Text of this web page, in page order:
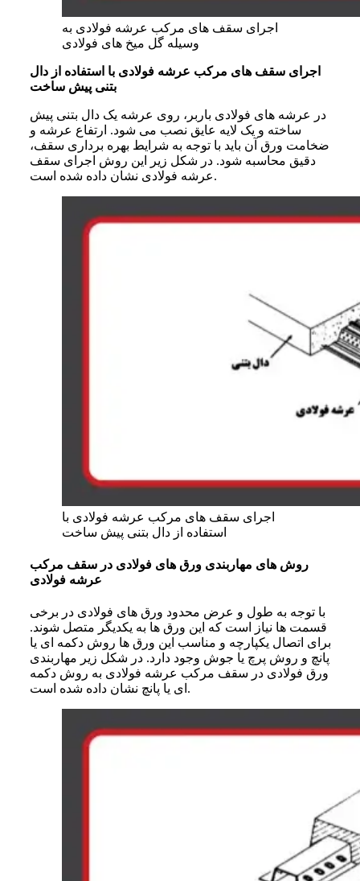
اجرای سقف های مرکب عرشه فولادی به
وسیله گل میخ های فولادی
اجرای سقف های مرکب عرشه فولادی با استفاده از دال
بتنی پیش ساخت
در عرشه های فولادی باربر، روی عرشه یک دال بتنی پیش
ساخته و یک لایه عایق نصب می شود. ارتفاع عرشه و
ضخامت ورق آن باید با توجه به شرایط بهره برداری سقف،
دقیق محاسبه شود. در شکل زیر این روش اجرای سقف
عرشه فولادی نشان داده شده است.
اجرای سقف های مرکب عرشه فولادی با
استفاده از دال بتنی پیش ساخت
روش های مهاربندی ورق های فولادی در سقف مرکب
عرشه فولادی
با توجه به طول و عرض محدود ورق های فولادی در برخی
قسمت ها نیاز است که این ورق ها به یکدیگر متصل شوند.
برای اتصال یکپارچه و مناسب این ورق ها روش دکمه ای یا
پانچ و روش پرچ یا جوش وجود دارد. در شکل زیر مهاربندی
ورق فولادی در سقف مرکب عرشه فولادی به روش دکمه
ای یا پانچ نشان داده شده است.